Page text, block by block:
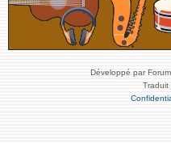
Développé par
Traduit